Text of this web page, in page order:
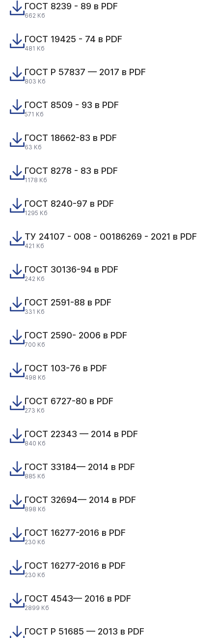
ГОСТ 8239 - 89 в PDF
662 Кб
ГОСТ 19425 - 74 в PDF
481 Кб
ГОСТ Р 57837 — 2017 в PDF
803 Кб
ГОСТ 8509 - 93 в PDF
571 Кб
ГОСТ 18662-83 в PDF
63 Кб
ГОСТ 8278 - 83 в PDF
1178 Кб
ГОСТ 8240-97 в PDF
1295 Кб
ТУ 24107 - 008 - 00186269 - 2021 в PDF
421 Кб
ГОСТ 30136-94 в PDF
242 Кб
ГОСТ 2591-88 в PDF
331 Кб
ГОСТ 2590- 2006 в PDF
700 Кб
ГОСТ 103-76 в PDF
498 Кб
ГОСТ 6727-80 в PDF
273 Кб
ГОСТ 22343 — 2014 в PDF
840 Кб
ГОСТ 33184— 2014 в PDF
885 Кб
ГОСТ 32694— 2014 в PDF
898 Кб
ГОСТ 16277-2016 в PDF
230 Кб
ГОСТ 16277-2016 в PDF
230 Кб
ГОСТ 4543— 2016 в PDF
2899 Кб
ГОСТ Р 51685 — 2013 в PDF